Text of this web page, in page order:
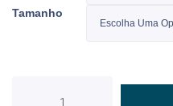
Tamanho